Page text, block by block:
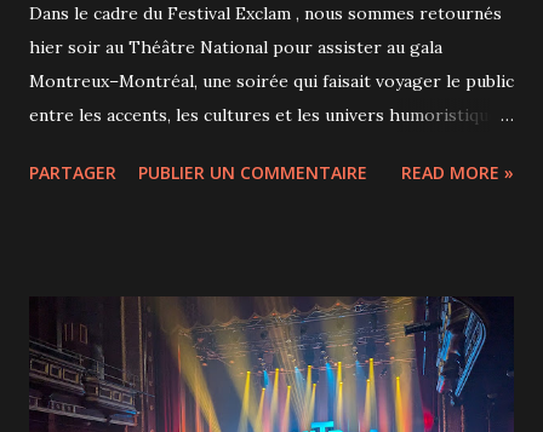
Dans le cadre du Festival Exclam , nous sommes retournés
hier soir au Théâtre National pour assister au gala
Montreux–Montréal, une soirée qui faisait voyager le public
entre les accents, les cultures et les univers humoristiques.
concept réunit sur une même scène des artistes d'Europe
l'aise avec le public, il a donné le ton à ce gala rythmé et
éclectique. En première partie, Mehdi Btb a bien préparé la
salle avant de céder la place à une distribution réunissant
Doully, Magali Saint-Vincent, Dolino, Ayrton Gomes et
PARTAGER PUBLIER UN COMMENTAIRE READ MORE »